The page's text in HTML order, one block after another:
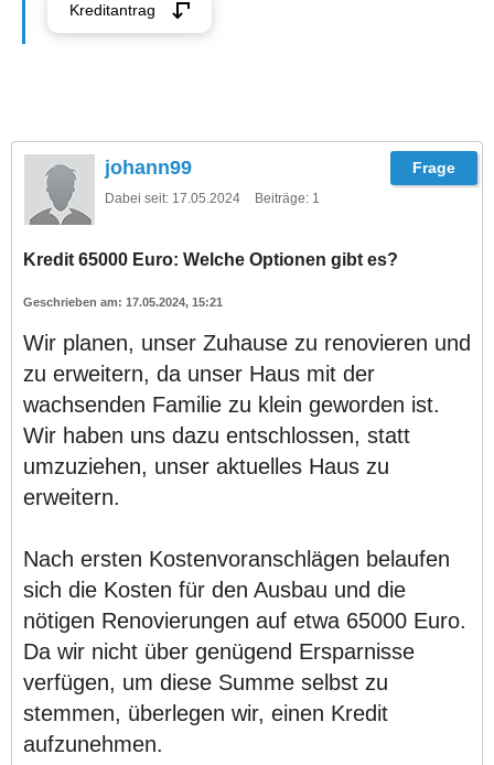
Kreditantrag
johann99
Dabei seit: 17.05.2024 Beiträge: 1
Kredit 65000 Euro: Welche Optionen gibt es?
17.05.2024, 15:21
Wir planen, unser Zuhause zu renovieren und
zu erweitern, da unser Haus mit der
wachsenden Familie zu klein geworden ist.
Wir haben uns dazu entschlossen, statt
umzuziehen, unser aktuelles Haus zu
erweitern.
Nach ersten Kostenvoranschlägen belaufen
sich die Kosten für den Ausbau und die
nötigen Renovierungen auf etwa 65000 Euro.
Da wir nicht über genügend Ersparnisse
verfügen, um diese Summe selbst zu
stemmen, überlegen wir, einen Kredit
aufzunehmen.